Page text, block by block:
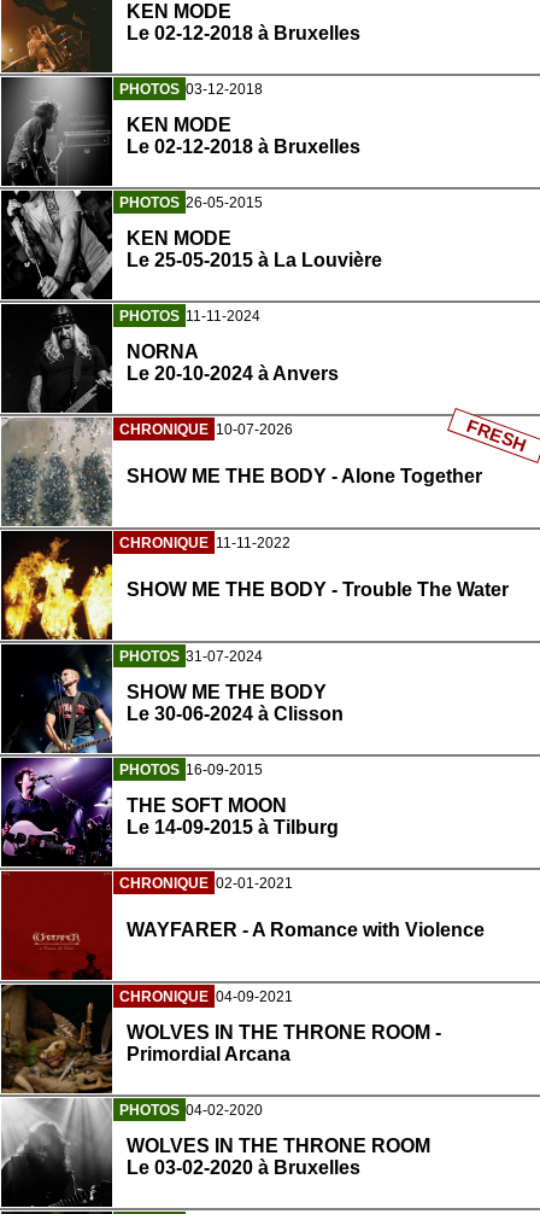
KEN MODE
Le 02-12-2018 à Bruxelles
PHOTOS 03-12-2018
KEN MODE
Le 02-12-2018 à Bruxelles
PHOTOS 26-05-2015
KEN MODE
Le 25-05-2015 à La Louvière
PHOTOS 11-11-2024
NORNA
Le 20-10-2024 à Anvers
CHRONIQUE 10-07-2026
SHOW ME THE BODY - Alone Together
FRESH
CHRONIQUE 11-11-2022
SHOW ME THE BODY - Trouble The Water
PHOTOS 31-07-2024
SHOW ME THE BODY
Le 30-06-2024 à Clisson
PHOTOS 16-09-2015
THE SOFT MOON
Le 14-09-2015 à Tilburg
CHRONIQUE 02-01-2021
WAYFARER - A Romance with Violence
CHRONIQUE 04-09-2021
WOLVES IN THE THRONE ROOM -
Primordial Arcana
PHOTOS 04-02-2020
WOLVES IN THE THRONE ROOM
Le 03-02-2020 à Bruxelles